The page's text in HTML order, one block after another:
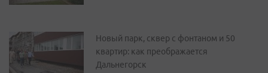
Новый парк, сквер с фонтаном и 50
квартир: как преображается
Дальнегорск